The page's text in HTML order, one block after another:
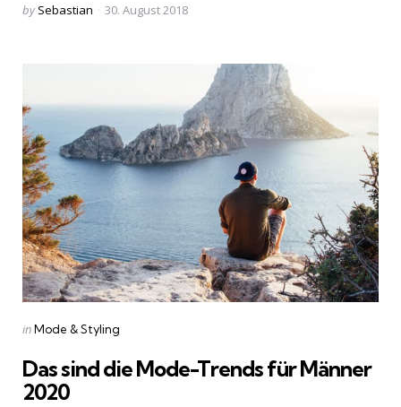
Posted
by Sebastian 30. August 2018
Categories
Posted
inMode & Styling
Das sind die Mode-Trends für Männer
2020